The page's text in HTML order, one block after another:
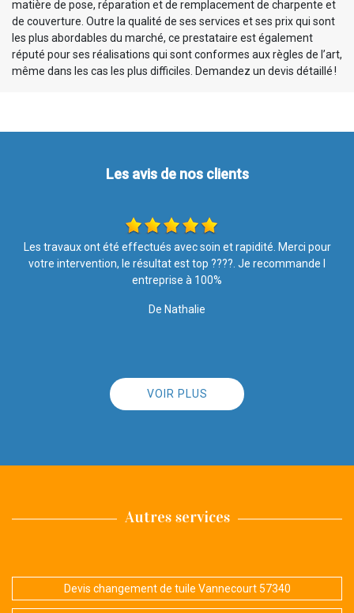
matière de pose, réparation et de remplacement de charpente et
de couverture. Outre la qualité de ses services et ses prix qui sont
les plus abordables du marché, ce prestataire est également
réputé pour ses réalisations qui sont conformes aux règles de l’art,
même dans les cas les plus difficiles. Demandez un devis détaillé !
Les avis de nos clients
Le traitement hydrofuge vaut vraiment le coup! Un an après, ma
façade reste propre malgré les intempéries.
VOIR PLUS
Autres services
Devis changement de tuile Vannecourt 57340